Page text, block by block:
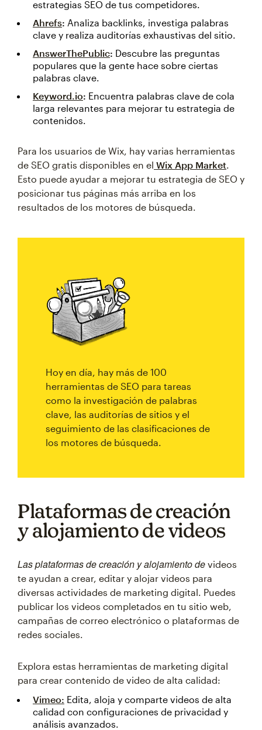
estrategias SEO de tus competidores.
Ahrefs: Analiza backlinks, investiga palabras
clave y realiza auditorías exhaustivas del sitio.
AnswerThePublic: Descubre las preguntas
populares que la gente hace sobre ciertas
palabras clave.
Keyword.io: Encuentra palabras clave de cola
larga relevantes para mejorar tu estrategia de
contenidos.
Para los usuarios de Wix, hay varias herramientas
de SEO gratis disponibles en el Wix App Market.
Esto puede ayudar a mejorar tu estrategia de SEO y
posicionar tus páginas más arriba en los
resultados de los motores de búsqueda.
Hoy en día, hay más de 100
herramientas de SEO para tareas
como la investigación de palabras
clave, las auditorías de sitios y el
seguimiento de las clasificaciones de
los motores de búsqueda.
Plataformas de creación
y alojamiento de videos
Las plataformas de creación y alojamiento de videos
te ayudan a crear, editar y alojar videos para
diversas actividades de marketing digital. Puedes
publicar los videos completados en tu sitio web,
campañas de correo electrónico o plataformas de
redes sociales.
Explora estas herramientas de marketing digital
para crear contenido de video de alta calidad:
Vimeo: Edita, aloja y comparte videos de alta
calidad con configuraciones de privacidad y
análisis avanzados.